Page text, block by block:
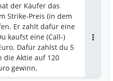
der Käufer das
Strike-Preis (in dem
Er zahlt dafür eine
kaufst eine (Call-)
Dafür zahlst du 5
die Aktie auf 120
gewinn.